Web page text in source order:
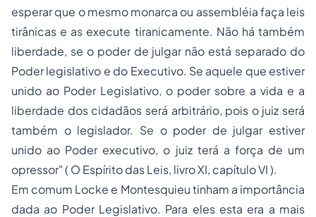
esperar que o mesmo monarca ou assembléia faça leis
tirânicas e as execute tiranicamente. Não há também
liberdade, se o poder de julgar não está separado do
Poder legislativo e do Executivo. Se aquele que estiver
unido ao Poder Legislativo, o poder sobre a vida e a
liberdade dos cidadãos será arbitrário, pois o juiz será
também o legislador. Se o poder de julgar estiver
unido ao Poder executivo, o juiz terá a força de um
opressor"( O Espírito das Leis, livro XI, capítulo VI ).
Em comum Locke e Montesquieu tinham a importância
dada ao Poder Legislativo. Para eles esta era a mais